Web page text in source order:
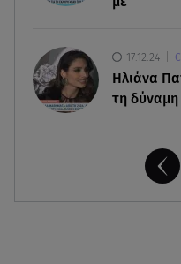
17.12.24
Ηλιάνα
τη δύναμη